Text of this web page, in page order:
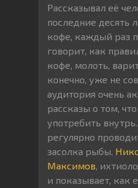
Рассказывал её
последние десять
кофе, каждый раз
говорит, как
кофе, молоть,
конечно, уже не
аудитория очень
рассказы о том,
употребить
регулярно
засолка рыбы.
Максимов,
и показывает, как